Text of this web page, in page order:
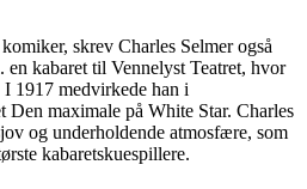
skrev Charles Selmer også
en kabaret til Vennelyst Teatret, hvor
1917 medvirkede han i
Den maximale på White Star. Charles
og underholdende atmosfære, som
kabaretskuespillere.